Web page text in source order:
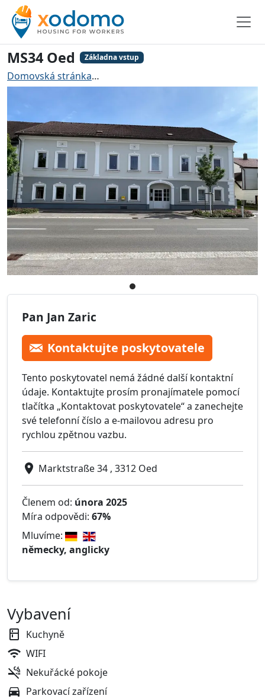
MS34 Oed Základna vstup
Domovská stránka
Pan Jan Zaric
Kontaktujte poskytovatele
Tento poskytovatel nemá žádné další kontaktní
údaje. Kontaktujte prosím pronajímatele pomocí
tlačítka „Kontaktovat poskytovatele“ a zanechejte
své telefonní číslo a e-mailovou adresu pro
rychlou zpětnou vazbu.
Marktstraße 34 , 3312 Oed
Členem od: února 2025
Míra odpovědi: 67%
Mluvíme:
německy, anglicky
Vybavení
Kuchyně
WIFI
Nekuřácké pokoje
Parkovací zařízení